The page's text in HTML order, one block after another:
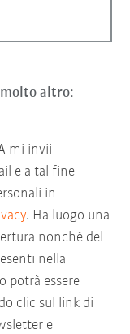
altro:
mi invii
e a tal fine
in
. Ha luogo una
nonché del
nella
potrà essere
clic sul link di
e